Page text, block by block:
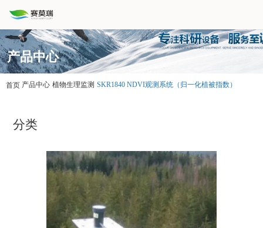
产品中心
首页 产品中心 植物生理监测 SKR1840 NDVI观测系统（归一化植被指数）
分类